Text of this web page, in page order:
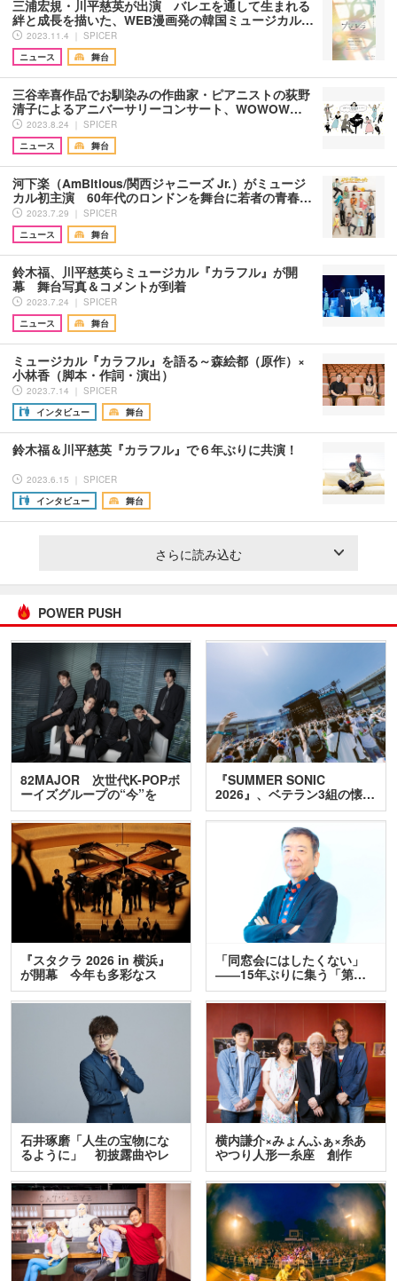
三浦宏規・川平慈英が出演 バレエを通して生まれる
絆と成長を描いた、WEB漫画発の韓国ミュージカル…
2023.11.4 ｜ SPICER
ニュース
舞台
三谷幸喜作品でお馴染みの作曲家・ピアニストの荻野
清子によるアニバーサリーコンサート、WOWOW…
2023.8.24 ｜ SPICER
ニュース
舞台
河下楽（AmBitious/関西ジャニーズ Jr.）がミュージ
カル初主演 60年代のロンドンを舞台に若者の青春…
2023.7.29 ｜ SPICER
ニュース
舞台
鈴木福、川平慈英らミュージカル『カラフル』が開
幕 舞台写真＆コメントが到着
2023.7.24 ｜ SPICER
ニュース
舞台
ミュージカル『カラフル』を語る～森絵都（原作）×
小林香（脚本・作詞・演出）
2023.7.14 ｜ SPICER
インタビュー
舞台
鈴木福＆川平慈英『カラフル』で６年ぶりに共演！
2023.6.15 ｜ SPICER
インタビュー
舞台
さらに読み込む
POWER PUSH
82MAJOR 次世代K-POPボ
ーイズグループの“今”を
訊…
『SUMMER SONIC
2026』、ベテラン3組の懐…
『スタクラ 2026 in 横浜』
が開幕 今年も多彩なス
テ…
「同窓会にはしたくない」
――15年ぶりに集う「第…
石井琢磨「人生の宝物にな
るように」 初披露曲やレ
ア…
横内謙介×みょんふぁ×糸あ
やつり人形一糸座 創作
人…